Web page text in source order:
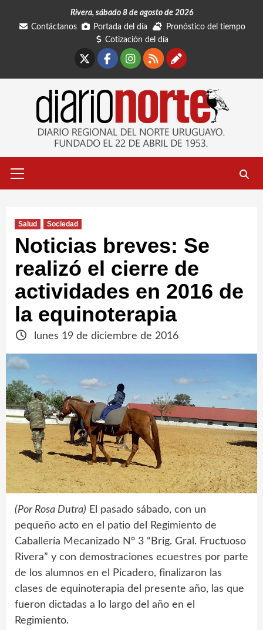
Rivera, sábado 8 de agosto de 2026
Contáctanos
Portada del día
Pronóstico del tiempo
Cotización del día
Facebook
Instagram
RSSContáctanos
primario
Salud Sociedad
Noticias breves: Se
realizó el cierre de
actividades en 2016 de
la equinoterapia
lunes 19 de diciembre de 2016
(Por Rosa Dutra) El pasado sábado, con un
pequeño acto en el patio del Regimiento de
Caballería Mecanizado Nº 3 “Brig. Gral. Fructuoso
Rivera” y con demostraciones ecuestres por parte
de los alumnos en el Picadero, finalizaron las
clases de equinoterapia del presente año, las que
fueron dictadas a lo largo del año en el
Regimiento.